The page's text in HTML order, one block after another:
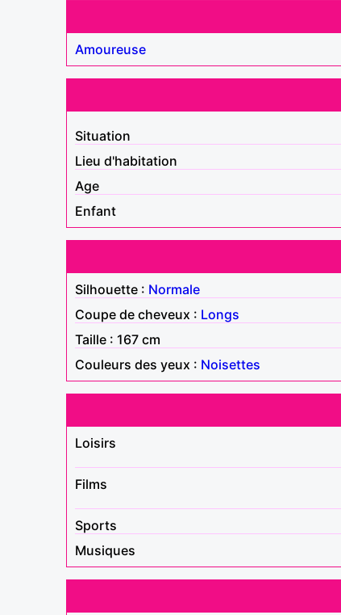
Amoureuse
Situation
Lieu d'habitation
Age
Enfant
Silhouette : Normale
Coupe de cheveux : Longs
Taille : 167 cm
Couleurs des yeux : Noisettes
Loisirs
Films
Sports
Musiques